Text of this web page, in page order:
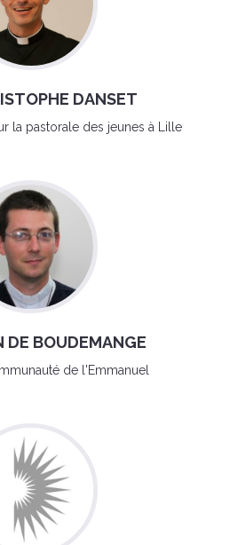
DANSET
la pastorale des jeunes à Lille
DE BOUDEMANGE
de l'Emmanuel